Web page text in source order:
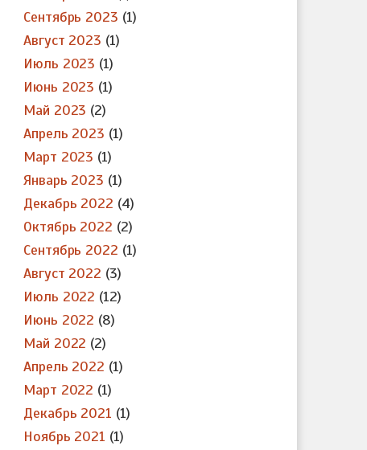
Сентябрь 2023 (1)
Август 2023 (1)
Июль 2023 (1)
Июнь 2023 (1)
Май 2023 (2)
Апрель 2023 (1)
Март 2023 (1)
Январь 2023 (1)
Декабрь 2022 (4)
Октябрь 2022 (2)
Сентябрь 2022 (1)
Август 2022 (3)
Июль 2022 (12)
Июнь 2022 (8)
Май 2022 (2)
Апрель 2022 (1)
Март 2022 (1)
Декабрь 2021 (1)
Ноябрь 2021 (1)